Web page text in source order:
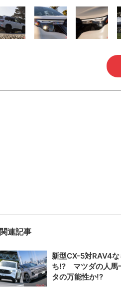
関連記事
新型CX-5対RAV4な
ち!? マツダの人馬
タの万能性か!?